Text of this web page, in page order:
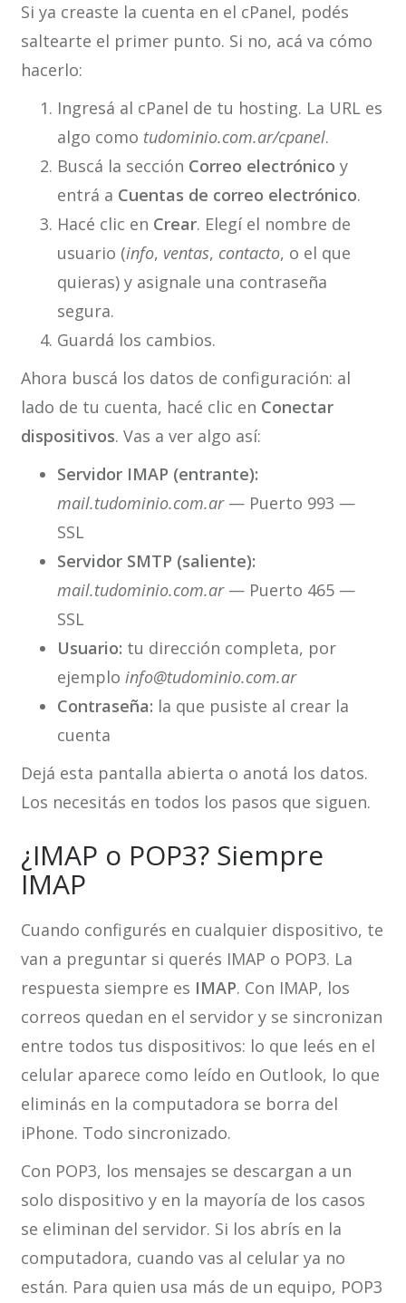
Si ya creaste la cuenta en el cPanel, podés
saltearte el primer punto. Si no, acá va cómo
hacerlo:
Ingresá al cPanel de tu hosting. La URL es
algo como tudominio.com.ar/cpanel.
Buscá la sección Correo electrónico y
entrá a Cuentas de correo electrónico.
Hacé clic en Crear. Elegí el nombre de
usuario (info, ventas, contacto, o el que
quieras) y asignale una contraseña
segura.
Guardá los cambios.
Ahora buscá los datos de configuración: al
lado de tu cuenta, hacé clic en Conectar
dispositivos. Vas a ver algo así:
Servidor IMAP (entrante):
mail.tudominio.com.ar— Puerto 993 —
SSL
Servidor SMTP (saliente):
mail.tudominio.com.ar— Puerto 465 —
SSL
Usuario: tu dirección completa, por
ejemplo info@tudominio.com.ar
Contraseña: la que pusiste al crear la
cuenta
Dejá esta pantalla abierta o anotá los datos.
Los necesitás en todos los pasos que siguen.
¿IMAP o POP3? Siempre
IMAP
Cuando configurés en cualquier dispositivo, te
van a preguntar si querés IMAP o POP3. La
respuesta siempre es IMAP. Con IMAP, los
correos quedan en el servidor y se sincronizan
entre todos tus dispositivos: lo que leés en el
celular aparece como leído en Outlook, lo que
eliminás en la computadora se borra del
iPhone. Todo sincronizado.
Con POP3, los mensajes se descargan a un
solo dispositivo y en la mayoría de los casos
se eliminan del servidor. Si los abrís en la
computadora, cuando vas al celular ya no
están. Para quien usa más de un equipo, POP3